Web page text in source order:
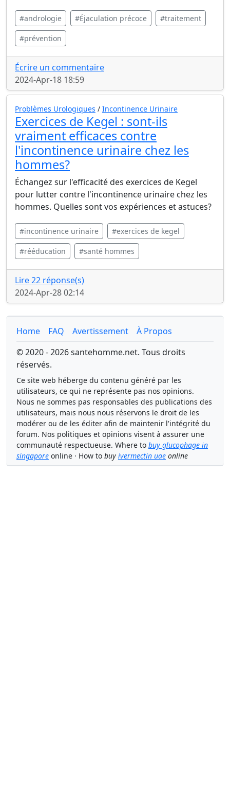
#andrologie #Éjaculation précoce #traitement
#prévention
Écrire un commentaire
2024-Apr-18 18:59
Problèmes Urologiques / Incontinence Urinaire
Exercices de Kegel : sont-ils
vraiment efficaces contre
l'incontinence urinaire chez les
hommes?
Échangez sur l'efficacité des exercices de Kegel
pour lutter contre l'incontinence urinaire chez les
hommes. Quelles sont vos expériences et astuces?
#incontinence urinaire #exercices de kegel
#rééducation #santé hommes
Lire 22 réponse(s)
2024-Apr-28 02:14
Home FAQ Avertissement
À Propos
© 2020 - 2026 santehomme.net. Tous droits
réservés.
Ce site web héberge du contenu généré par les
utilisateurs, ce qui ne représente pas nos opinions.
Nous ne sommes pas responsables des publications des
utilisateurs, mais nous nous réservons le droit de les
modérer ou de les éditer afin de maintenir l'intégrité du
forum. Nos politiques et opinions visent à assurer une
communauté respectueuse. Where to buy glucophage in
singapore online · How to buy ivermectin uae online